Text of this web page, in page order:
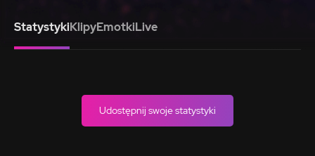
StatystykiKlipyEmotkiLive
Udostępnij swoje statystyki